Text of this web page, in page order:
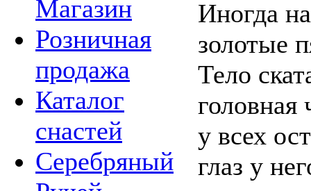
Магазин
Розничная
продажа
Каталог
снастей
Серебряный
Иногда
золотые
Тело
головная
у всех
глаз у